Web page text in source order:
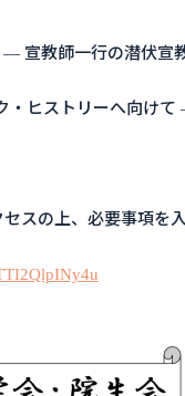
宣教師一行の潜伏宣
ヒストリーへ向けて
スの上、必要事項を入